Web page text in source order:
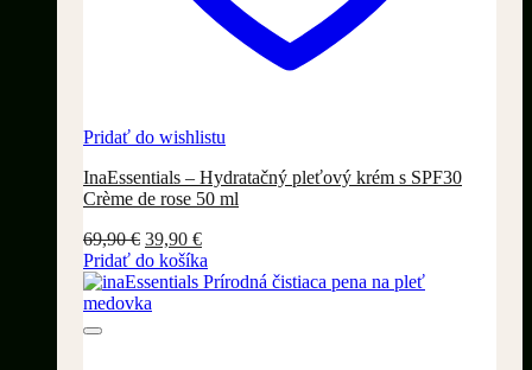
Pridať do wishlistu
InaEssentials – Hydratačný pleťový krém s SPF30
Crème de rose 50 ml
69,90€ Pôvodná
cena
bola:
69,90 €.
39,90 €Aktuálna
cena
je:
Pridať do košíka